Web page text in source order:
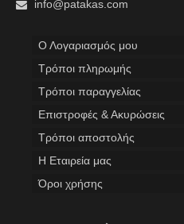
info@patakas.com
Ο Λογαριασμός μου
Tρόποι πληρωμής
Τρόποι παραγγελίας
Επιστροφές & Ακυρώσεις
Τρόποι αποστολής
Η Εταιρεία μας
Όροι χρήσης